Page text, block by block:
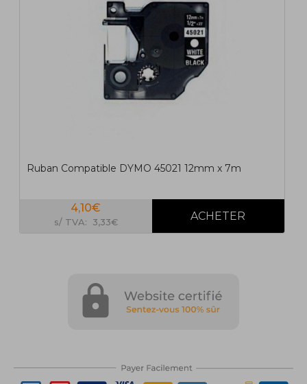
Ruban Compatible DYMO 45021 12mm x 7m
4,10€
s/ TVA: 3,33€